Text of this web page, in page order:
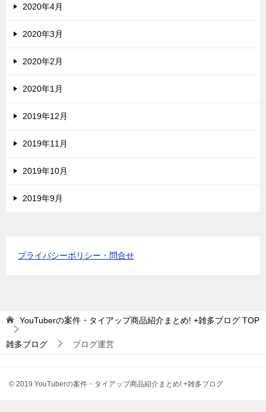
2020年4月
2020年3月
2020年2月
2020年1月
2019年12月
2019年11月
2019年10月
2019年9月
プライバシーポリシー・問合せ
YouTuberの案件・タイアップ商品紹介まとめ! +雑多ブログ TOP
雑多ブログ ブログ運営
© 2019 YouTuberの案件・タイアップ商品紹介まとめ! +雑多ブログ